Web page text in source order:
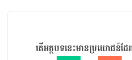
តើអត្ថបទនេះមានប្រយោជន៍ដែ